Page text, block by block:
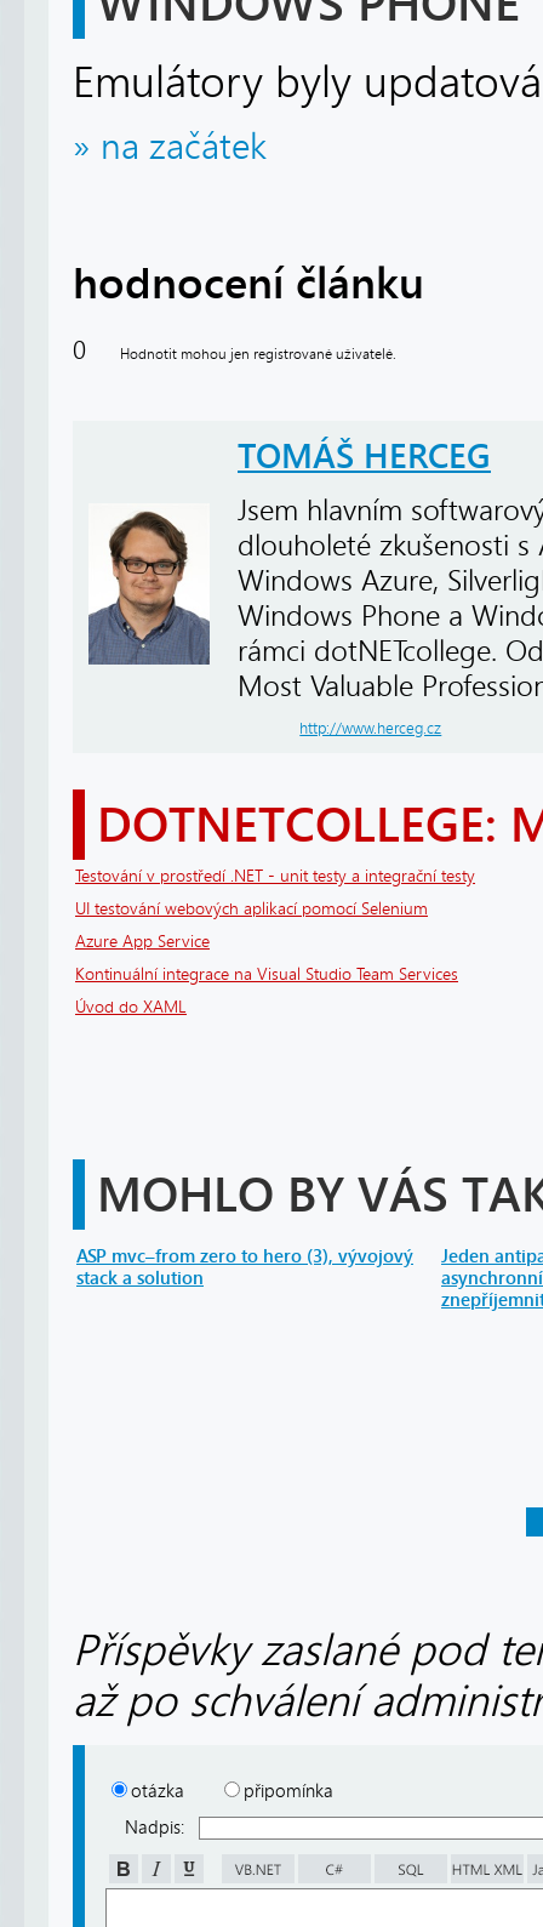
Emulátory byly
» na začátek
hodnocení článku
0 Hodnotit mohou jen registrované uživatelé.
TOMÁŠ HERCEG
Jsem hlavním
dlouholeté zkušenosti s
Windows Azure,
Windows Phone a
rámci dotNETcollege.
Most Valuable
http://www.herceg.cz
DOTNETCOLLEGE:
Testování v prostředí .NET - unit testy a integrační testy
UI testování webových aplikací pomocí Selenium
Azure App Service
Kontinuální integrace na Visual Studio Team Services
Úvod do XAML
MOHLO BY VÁS
ASP mvc–from zero to hero (3), vývojový
stack a solution
Jeden
Příspěvky zaslané pod
až po schválení
otázka
připomínka
Nadpis: